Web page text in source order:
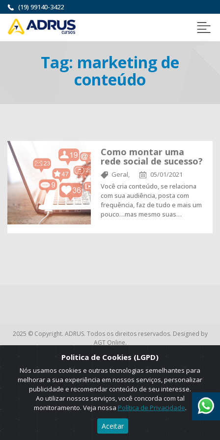
(19) 99140-3422
Tag: marketing de
conteúdo
Como montar uma
rede social de sucesso?
Geral,
05/01/2021
Você cria conteúdo, se relaciona
com sua audiência, posta com
frequência, faz de tudo e mais um
pouco…mas mesmo suas…
2025 © Copyright. ADRUS. Todos os direitos reservados. Designed by
AGT Online.
Politica de Cookies (LGPD)
Nós usamos cookies e outras tecnologias semelhantes para
melhorar a sua experiência em nossos serviços, personalizar
publicidade e recomendar conteúdo de seu interesse.
Ao utilizar nossos serviços, você concorda com tal
monitoramento. Veja nossa Política de Privacidade.
Aceitar